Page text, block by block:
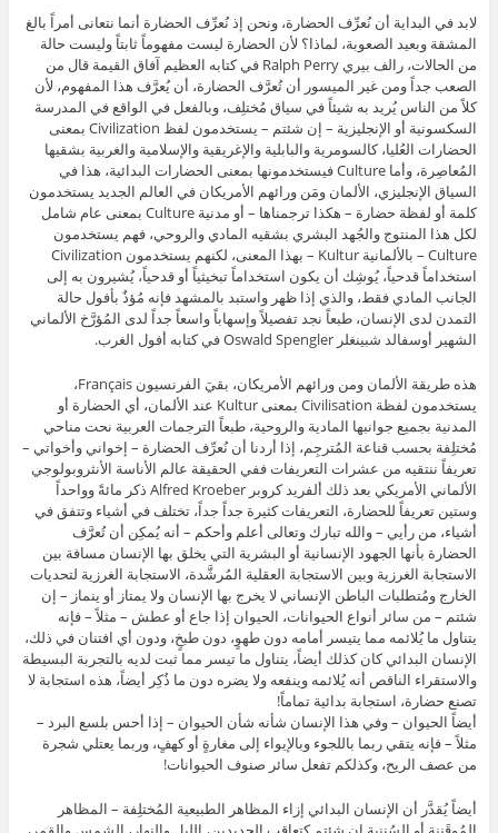
لابد في البداية أن نُعرِّف الحضارة، ونحن إذ نُعرِّف الحضارة أنما نتعانى أمراً بالغ
المشقة وبعيد الصعوبة، لماذا؟ لأن الحضارة ليست مفهوماً ثابتاً وليست حالة
من الحالات، رالف بيري Ralph Perry في كتابه العظيم آفاق القيمة قال من
الصعب جداً ومن غير الميسور أن تُعرَّف الحضارة، أن يُعرَّف هذا المفهوم، لأن
كلاً من الناس يُريد به شيئاً في سياق مُختلِف، وبالفعل في الواقع في المدرسة
السكسونية أو الإنجليزية – إن شئتم – يستخدمون لفظ Civilization بمعنى
الحضارات العُليا، كالسومرية والبابلية والإغريقية والإسلامية والغربية بشقيها
المُعاصِرة، وأما Culture فيستخدمونها بمعنى الحضارات البدائية، هذا في
السياق الإنجليزي، الألمان ومَن ورائهم الأمريكان في العالم الجديد يستخدمون
كلمة أو لفظة حضارة – هكذا ترجمناها – أو مدنية Culture بمعنى عام شامل
لكل هذا المنتوج والجُهد البشري بشقيه المادي والروحي، فهم يستخدمون
Culture – بالألمانية Kultur – بهذا المعنى، لكنهم يستخدمون Civilization
استخداماً قدحياً، يُوشِك أن يكون استخداماً تبخيثياً أو قدحياً، يُشيرون به إلى
الجانب المادي فقط، والذي إذا ظهر واستبد بالمشهد فإنه مُؤذٌ بأفول حالة
التمدن لدى الإنسان، طبعاً نجد تفصيلاً وإسهاباً واسعاً جداً لدى المُؤرَّخ الألماني
الشهير أوسفالد شبينغلر Oswald Spengler في كتابه أفول الغرب.
هذه طريقة الألمان ومن ورائهم الأمريكان، بقيَ الفرنسيون Français،
يستخدمون لفظة Civilisation بمعنى Kultur عند الألمان، أي الحضارة أو
المدنية بجميع جوانبها المادية والروحية، طبعاً الترجمات العربية نحت مناحي
مُختلِفة بحسب قناعة المُترجِم، إذا أردنا أن نُعرِّف الحضارة – إخواني وأخواتي –
تعريفاً ننتقيه من عشرات التعريفات ففي الحقيقة عالم الأناسة الأنثروبولوجي
الألماني الأمريكي بعد ذلك ألفريد كروبر Alfred Kroeber ذكر مائةً وواحداً
وستين تعريفاً للحضارة، التعريفات كثيرة جداً جداً، تختلف في أشياء وتتفق في
أشياء، من رأيي – والله تبارك وتعالى أعلم وأحكم – أنه يُمكِن أن تُعرَّف
الحضارة بأنها الجهود الإنسانية أو البشرية التي يخلق بها الإنسان مسافة بين
الاستجابة الغرزية وبين الاستجابة العقلية المُرشَّدة، الاستجابة الغرزية لتحديات
الخارج ومُتطلبات الباطن الإنساني لا يخرج بها الإنسان ولا يمتاز أو ينماز – إن
شئتم – من سائر أنواع الحيوانات، الحيوان إذا جاع أو عطش – مثلاً – فإنه
يتناول ما يُلائمه مما يتيسر أمامه دون طهوٍ، دون طبخٍ، ودون أي افتنان في ذلك،
الإنسان البدائي كان كذلك أيضاً، يتناول ما تيسر مما ثبت لديه بالتجربة البسيطة
والاستقراء الناقص أنه يُلائمه وينفعه ولا يضره دون ما ذُكِر أيضاً، هذه استجابة لا
تصنع حضارة، استجابة بدائية تماماً!
أيضاً الحيوان – وفي هذا الإنسان شأنه شأن الحيوان – إذا أحس بلسع البرد –
مثلاً – فإنه يتقي ربما باللجوء وبالإيواء إلى مغارةٍ أو كهفٍ، وربما يعتلي شجرة
من عصف الريح، وكذلكم تفعل سائر صنوف الحيوانات!
أيضاً يُقدَّر أن الإنسان البدائي إزاء المظاهر الطبيعية المُختلِفة – المظاهر